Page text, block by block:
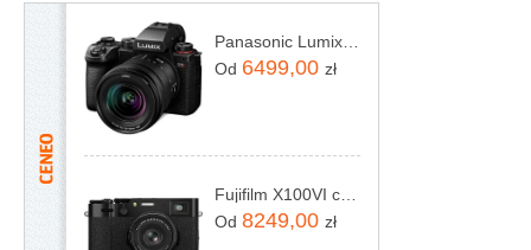
Od 6499,00 zł
Od 8249,00 zł